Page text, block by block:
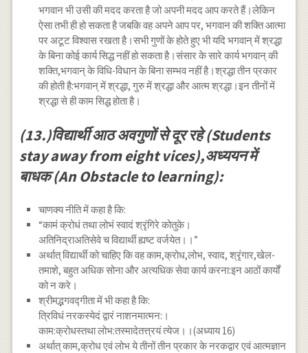
भगवान भी उसी की मदद करता है जो अपनी मदद आप करते हैं।लेकिन
ऐसा तभी ही हो सकता है जबकि वह अपने आप पर, भगवान की शक्ति आत्मा
पर अटूट विश्वास रखता है।सभी गुणों के होते हुए भी यदि भगवान् में श्रद्धा
के बिना कोई कार्य सिद्ध नहीं हो सकता है।संसार के सारे कार्य भगवान् की
शक्ति,भगवान् के विधि-विधान के बिना सम्भव नहीं है।श्रद्धा तीन प्रकार
की होती है:भगवान् में श्रद्धा, गुरु में श्रद्धा और आत्म श्रद्धा।इन तीनों में
श्रद्धा से ही काम सिद्ध होता है।
(13.)विद्यार्थी आठ अवगुणों से दूर रहे (Students
stay away from eight vices),अध्ययन में
बाधक (An Obstacle to learning):
चाणक्य नीति में कहा है कि:
“कामं क्रोधं तथा लोभं स्वादं श्रृंगिरे कोतुके।
अतिनिद्राअतिसेवे च विद्यार्थी ह्यष्ट वर्जयेत।।”
अर्थात् विद्यार्थी को चाहिए कि वह काम,क्रोध,लोभ, स्वाद, श्रृंगार,खेल-
तमाशे, बहुत अधिक सोना और अत्यधिक सेवा कार्य करना:इन आठों कार्यों
को न करे।
श्रीमद्भगवद्गीता में भी कहा है कि:
त्रिविधं नरकस्येदं द्वारं नाशनमात्मन:।
काम:क्रोधस्तथा लोभ:तस्मादेतत्त्रयं त्येज।।(अध्याय 16)
अर्थात् काम,क्रोध एवं लोभ ये तीनों तीन प्रकार के नरकद्वार एवं आत्मज्ञान